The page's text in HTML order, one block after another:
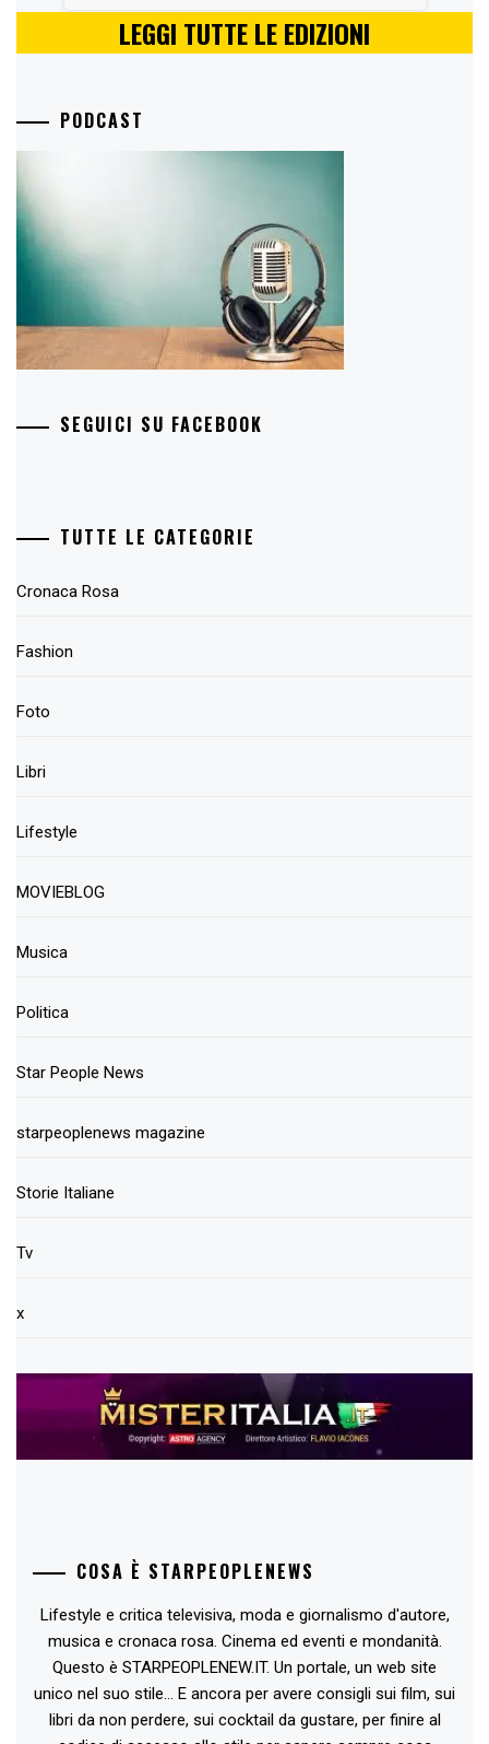
LEGGI TUTTE LE EDIZIONI
PODCAST
SEGUICI SU FACEBOOK
TUTTE LE CATEGORIE
Cronaca Rosa
Fashion
Foto
Libri
Lifestyle
MOVIEBLOG
Musica
Politica
Star People News
starpeoplenews magazine
Storie Italiane
Tv
x
COSA È STARPEOPLENEWS
Lifestyle e critica televisiva, moda e giornalismo d'autore,
musica e cronaca rosa. Cinema ed eventi e mondanità.
Questo è STARPEOPLENEW.IT. Un portale, un web site
unico nel suo stile... E ancora per avere consigli sui film, sui
libri da non perdere, sui cocktail da gustare, per finire al